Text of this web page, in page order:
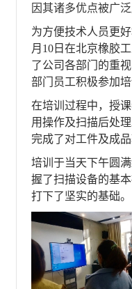
因其诸多优点被广
为方便技术人员更
月10日在北京橡胶
了公司各部门的重
部门员工积极参加
在培训过程中，授
用操作及扫描后处
完成了对工件及成
培训于当天下午圆
握了扫描设备的基
打下了坚实的基础。